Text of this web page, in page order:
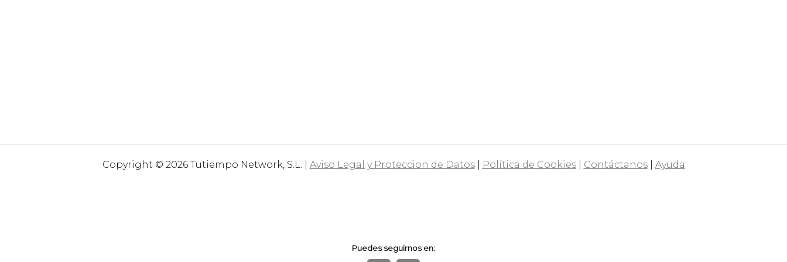
Copyright © 2026 Tutiempo Network, S.L. | Aviso Legal y Proteccion de Datos| Política de Cookies| Contáctanos| Ayuda
Puedes seguirnos en: